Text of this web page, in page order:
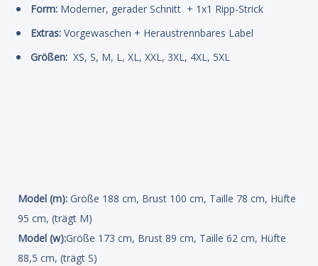
Form: Moderner, gerader Schnitt + 1x1 Ripp-Strick
Extras: Vorgewaschen + Heraustrennbares Label
Größen: XS, S, M, L, XL, XXL, 3XL, 4XL, 5XL
Model (m): Größe 188 cm, Brust 100 cm, Taille 78 cm, Hüfte
95 cm, (trägt M)
Model (w):Größe 173 cm, Brust 89 cm, Taille 62 cm, Hüfte
88,5 cm, (trägt S)